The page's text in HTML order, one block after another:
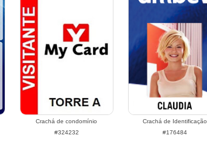
Crachá de condomínio
#324232
Crachá de Identificação
#176484